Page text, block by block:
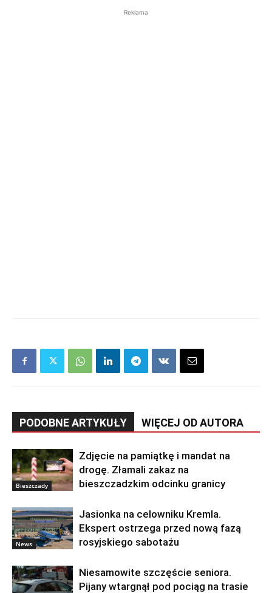
Reklama
PODOBNE ARTYKUŁY WIĘCEJ OD AUTORA
Bieszczady
Zdjęcie na pamiątkę i mandat na
drogę. Złamali zakaz na
bieszczadzkim odcinku granicy
News
Jasionka na celowniku Kremla.
Ekspert ostrzega przed nową fazą
rosyjskiego sabotażu
Niesamowite szczęście seniora.
Pijany wtargnął pod pociąg na trasie